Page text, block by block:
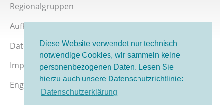
Diese Website verwendet nur technisch
notwendige Cookies, wir sammeln keine
personenbezogenen Daten. Lesen Sie
hierzu auch unsere Datenschutzrichtlinie:
Datenschutzerklärung
Regionalgruppen
Aufklärer werden
Datenschutz
Impressum
English version